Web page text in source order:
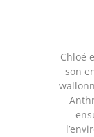
Chloé
son